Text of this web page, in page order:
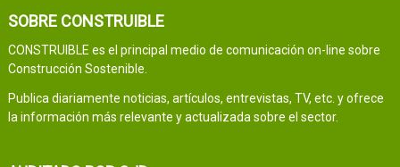
SOBRE CONSTRUIBLE
CONSTRUIBLE es el principal medio de comunicación on-line sobre
Construcción Sostenible.
Publica diariamente noticias, artículos, entrevistas, TV, etc. y ofrece
la información más relevante y actualizada sobre el sector.